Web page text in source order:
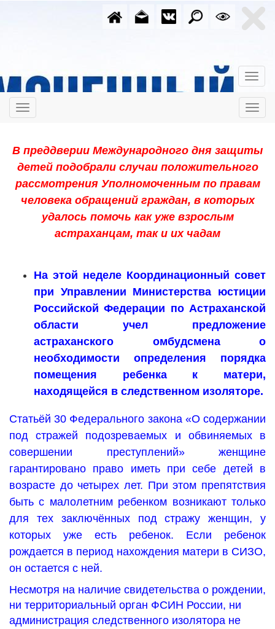
В преддверии Международного дня защиты
детей подобрали случаи положительного
рассмотрения Уполномоченным по правам
человека обращений граждан, в которых
удалось помочь как уже взрослым
астраханцам, так и их чадам
На этой неделе Координационный совет
при Управлении Министерства юстиции
Российской Федерации по Астраханской
области учел предложение
астраханского омбудсмена о
необходимости определения порядка
помещения ребенка к матери,
находящейся в следственном изоляторе.
Статьёй 30 Федерального закона «О содержании
под стражей подозреваемых и обвиняемых в
совершении преступлений» женщине
гарантировано право иметь при себе детей в
возрасте до четырех лет. При этом препятствия
быть с малолетним ребенком возникают только
для тех заключённых под стражу женщин, у
которых уже есть ребенок. Если ребенок
рождается в период нахождения матери в СИЗО,
он остается с ней.
Несмотря на наличие свидетельства о рождении,
ни территориальный орган ФСИН России, ни
администрация следственного изолятора не